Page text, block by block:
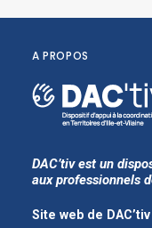
A PROPOS
DAC’tiv est un
aux professionnels
Site web de DAC’tiv